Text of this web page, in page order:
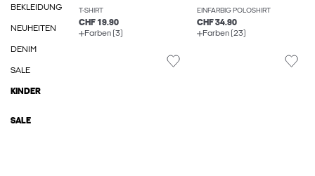
BEKLEIDUNG
NEUHEITEN
DENIM
SALE
KINDER
SALE
T-SHIRT
CHF 19.90
Farben (3)
EINFARBIG POLOSHIRT
CHF 34.90
Farben (23)